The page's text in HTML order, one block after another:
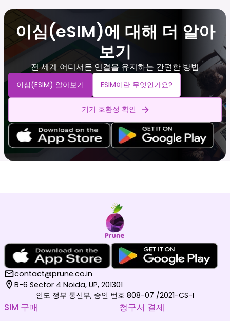
이심(eSIM)에 대해 더 알아
보기
전 세계 어디서든 연결을 유지하는 간편한 방법
이심(eSIM) 알아보기 ESIM이란 무엇인가요?
기기 호환성 확인
contact@prune.co.in
B-6 Sector 4 Noida, UP, 201301
인도 정부 통신부, 승인 번호 808-07 /2021-CS-I
SIM 구매 청구서 결제